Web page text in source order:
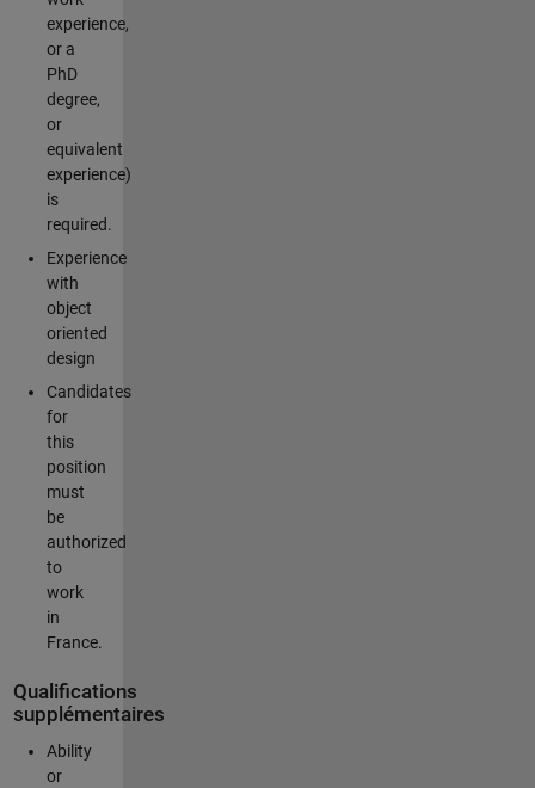
experience,
or a
PhD
degree,
or
equivalent
experience)
is
required.
Experience
with
object
oriented
design
Candidates
for
this
position
must
be
authorized
to
work
in
France.
Qualifications
supplémentaires
Ability
or